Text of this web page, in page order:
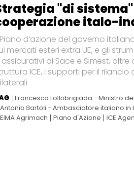
"di
italo-
d’azione del governo
mercati esteri extra UE, e gli
assicurativi di Sace e Simest, oltre
ICE, i supporti per il rilancio
Francesco Lollobrigiada - Ministro del
Antonio Bartoli - Ambasciatore italiano in
EIMA Agrimach
Piano d'Azione ICE